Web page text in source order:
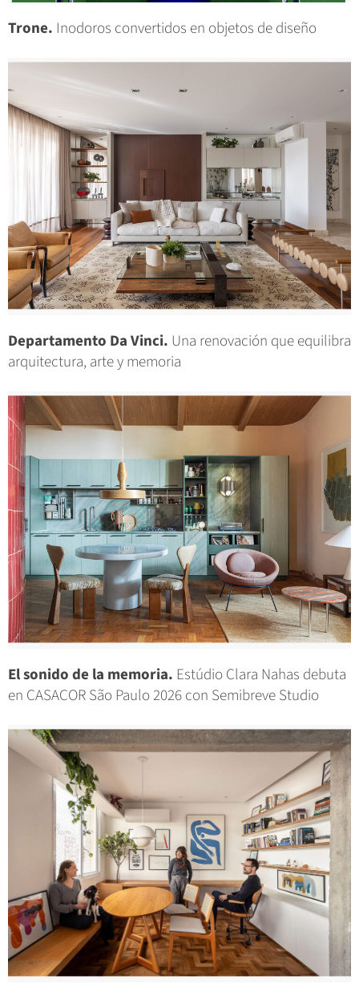
Trone. Inodoros convertidos en objetos de diseño
Departamento Da Vinci. Una renovación que equilibra
arquitectura, arte y memoria
El sonido de la memoria. Estúdio Clara Nahas debuta
en CASACOR São Paulo 2026 con Semibreve Studio